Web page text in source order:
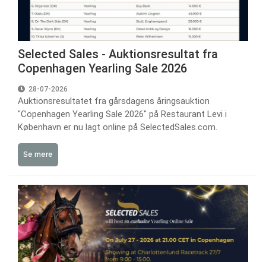
Selected Sales - Auktionsresultat fra
Copenhagen Yearling Sale 2026
28-07-2026
Auktionsresultatet fra gårsdagens åringsauktion
"Copenhagen Yearling Sale 2026" på Restaurant Levi i
København er nu lagt online på SelectedSales.com.
Se mere